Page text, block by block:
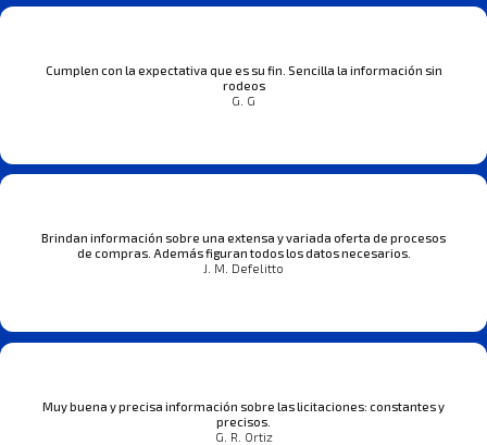
Cumplen con la expectativa que es su fin. Sencilla la información sin
rodeos
G. G
Brindan información sobre una extensa y variada oferta de procesos
de compras. Además figuran todos los datos necesarios.
J. M. Defelitto
Muy buena y precisa información sobre las licitaciones: constantes y
precisos.
G. R. Ortiz